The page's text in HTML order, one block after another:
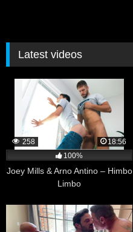
Latest videos
258
18:56
100%
Joey Mills & Arno Antino – Himbo
Limbo